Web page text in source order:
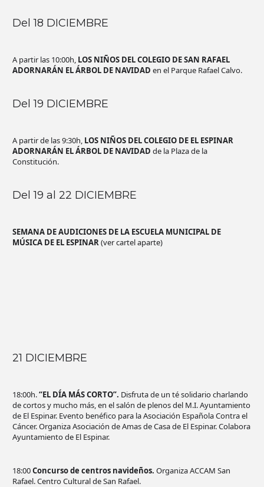
Del 18 DICIEMBRE
A partir las 10:00h, LOS NIÑOS DEL COLEGIO DE SAN RAFAEL
ADORNARÁN EL ÁRBOL DE NAVIDAD en el Parque Rafael Calvo.
Del 19 DICIEMBRE
A partir de las 9:30h, LOS NIÑOS DEL COLEGIO DE EL ESPINAR
ADORNARÁN EL ÁRBOL DE NAVIDAD de la Plaza de la
Constitución.
Del 19 al 22 DICIEMBRE
SEMANA DE AUDICIONES DE LA ESCUELA MUNICIPAL DE
MÚSICA DE EL ESPINAR(ver cartel aparte)
21 DICIEMBRE
18:00h.“EL DÍA MÁS CORTO”. Disfruta de un té solidario charlando
de cortos y mucho más, en el salón de plenos del M.I. Ayuntamiento
de El Espinar. Evento benéfico para la Asociación Española Contra el
Cáncer. Organiza Asociación de Amas de Casa de El Espinar. Colabora
Ayuntamiento de El Espinar.
18:00Concurso de centros navideños. Organiza ACCAM San
Rafael. Centro Cultural de San Rafael.